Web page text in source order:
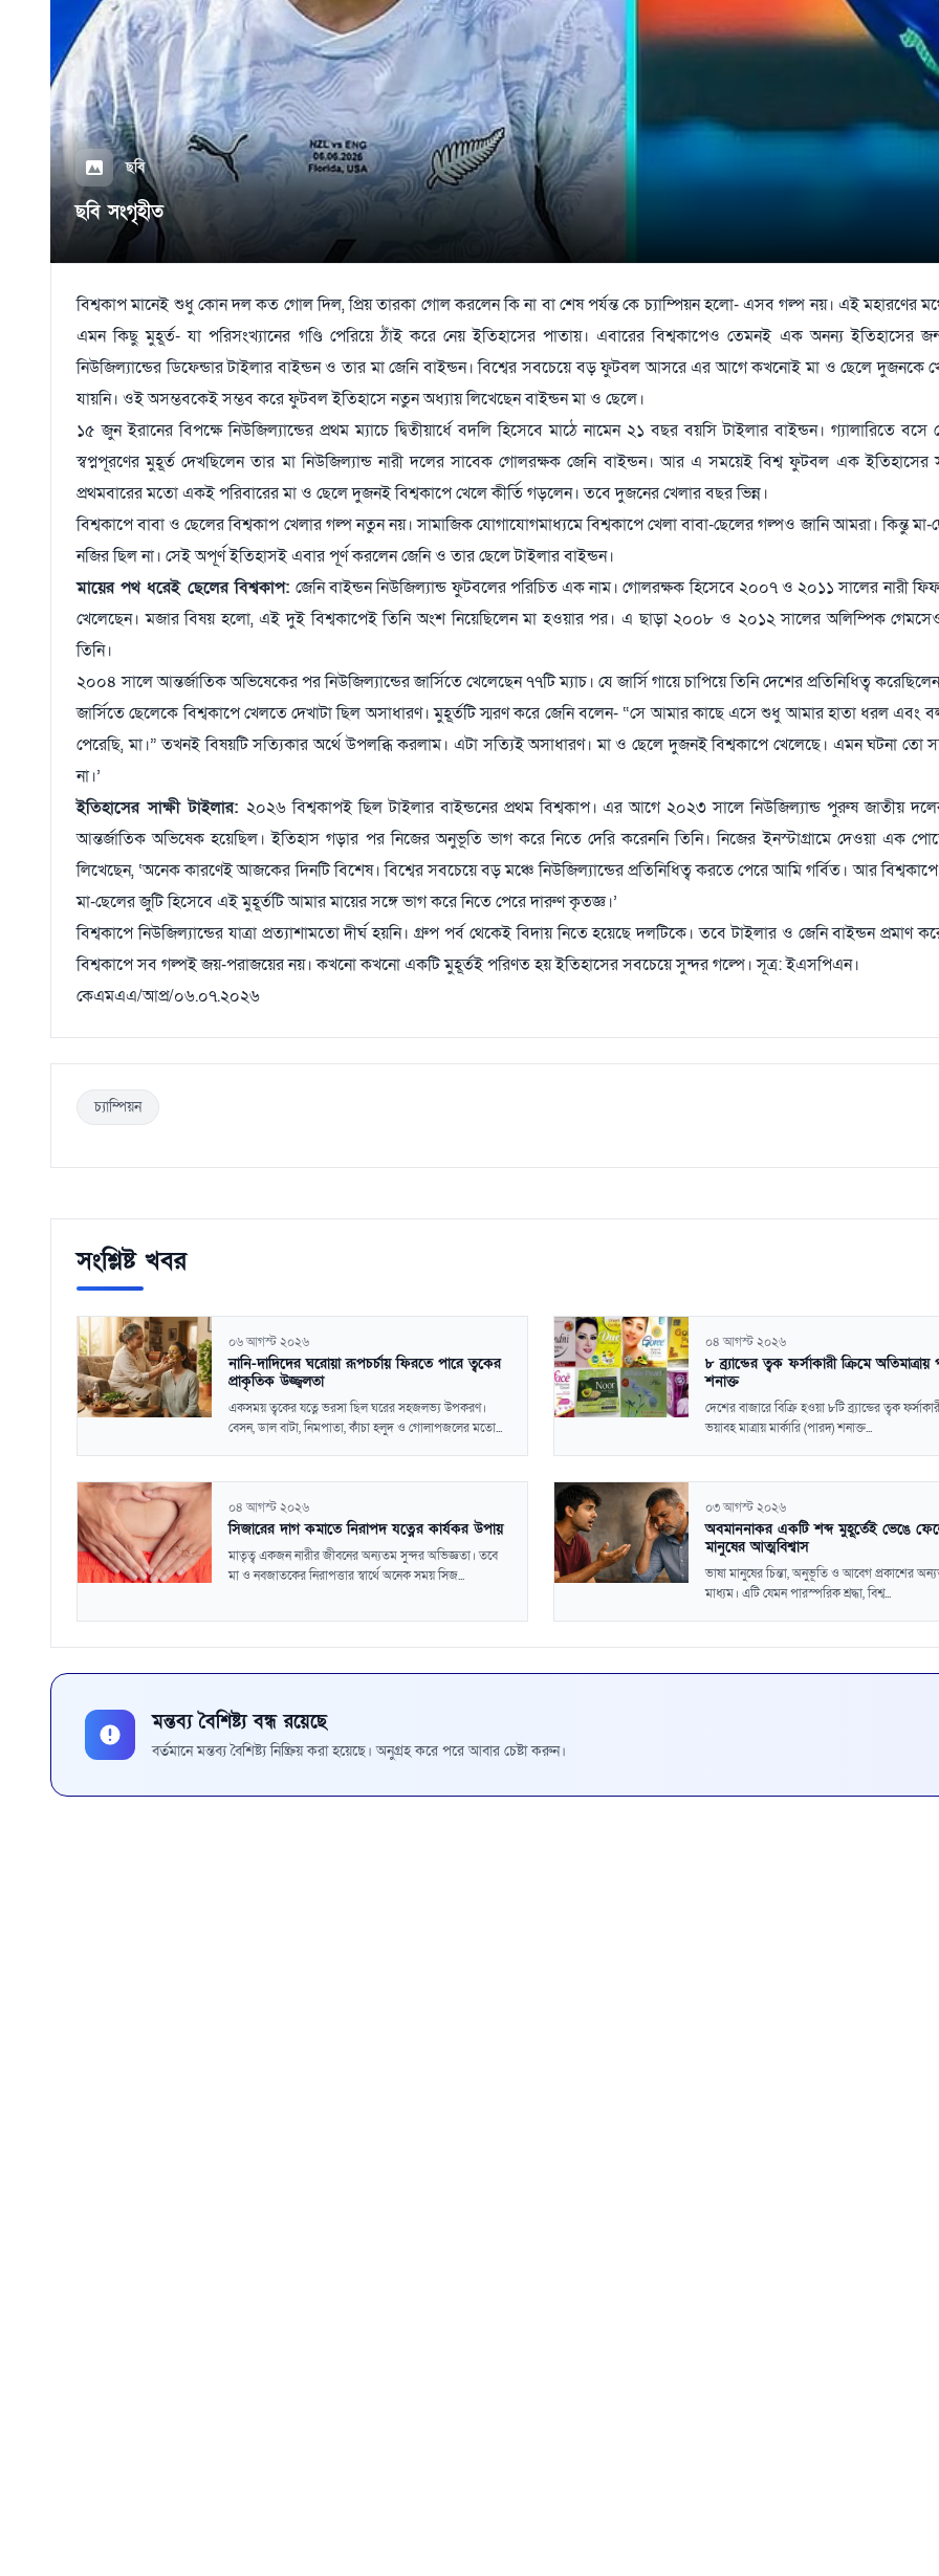
ছবি
ছবি সংগৃহীত
বিশ্বকাপ মানেই শুধু কোন দল কত গোল দিল, প্রিয় তারকা গোল করলেন কি না বা শেষ পর্যন্ত কে চ্যাম্পিয়ন হলো- এসব গল্প নয়। এই মহারণের
এমন কিছু মুহূর্ত- যা পরিসংখ্যানের গণ্ডি পেরিয়ে ঠাঁই করে নেয় ইতিহাসের পাতায়। এবারের বিশ্বকাপেও তেমনই এক অনন্য ইতিহাসের
নিউজিল্যান্ডের ডিফেন্ডার টাইলার বাইন্ডন ও তার মা জেনি বাইন্ডন। বিশ্বের সবচেয়ে বড় ফুটবল আসরে এর আগে কখনোই মা ও ছেলে দুজনকে
যায়নি। ওই অসম্ভবকেই সম্ভব করে ফুটবল ইতিহাসে নতুন অধ্যায় লিখেছেন বাইন্ডন মা ও ছেলে।
১৫ জুন ইরানের বিপক্ষে নিউজিল্যান্ডের প্রথম ম্যাচে দ্বিতীয়ার্ধে বদলি হিসেবে মাঠে নামেন ২১ বছর বয়সি টাইলার বাইন্ডন। গ্যালারিতে
স্বপ্নপূরণের মুহূর্ত দেখছিলেন তার মা নিউজিল্যান্ড নারী দলের সাবেক গোলরক্ষক জেনি বাইন্ডন। আর এ সময়েই বিশ্ব ফুটবল এক ইতিহাসের
প্রথমবারের মতো একই পরিবারের মা ও ছেলে দুজনই বিশ্বকাপে খেলে কীর্তি গড়লেন। তবে দুজনের খেলার বছর ভিন্ন।
বিশ্বকাপে বাবা ও ছেলের বিশ্বকাপ খেলার গল্প নতুন নয়। সামাজিক যোগাযোগমাধ্যমে বিশ্বকাপে খেলা বাবা-ছেলের গল্পও জানি আমরা। কিন্তু
নজির ছিল না। সেই অপূর্ণ ইতিহাসই এবার পূর্ণ করলেন জেনি ও তার ছেলে টাইলার বাইন্ডন।
মায়ের পথ ধরেই ছেলের বিশ্বকাপ: জেনি বাইন্ডন নিউজিল্যান্ড ফুটবলের পরিচিত এক নাম। গোলরক্ষক হিসেবে ২০০৭ ও ২০১১ সালের নারী
খেলেছেন। মজার বিষয় হলো, এই দুই বিশ্বকাপেই তিনি অংশ নিয়েছিলেন মা হওয়ার পর। এ ছাড়া ২০০৮ ও ২০১২ সালের অলিম্পিক
তিনি।
২০০৪ সালে আন্তর্জাতিক অভিষেকের পর নিউজিল্যান্ডের জার্সিতে খেলেছেন ৭৭টি ম্যাচ। যে জার্সি গায়ে চাপিয়ে তিনি দেশের প্রতিনিধিত্ব
জার্সিতে ছেলেকে বিশ্বকাপে খেলতে দেখাটা ছিল অসাধারণ। মুহূর্তটি স্মরণ করে জেনি বলেন- “সে আমার কাছে এসে শুধু আমার হাতা ধরল এবং
পেরেছি, মা।” তখনই বিষয়টি সত্যিকার অর্থে উপলব্ধি করলাম। এটা সত্যিই অসাধারণ। মা ও ছেলে দুজনই বিশ্বকাপে খেলেছে। এমন ঘটনা তো
না।’
ইতিহাসের সাক্ষী টাইলার: ২০২৬ বিশ্বকাপই ছিল টাইলার বাইন্ডনের প্রথম বিশ্বকাপ। এর আগে ২০২৩ সালে নিউজিল্যান্ড পুরুষ জাতীয়
আন্তর্জাতিক অভিষেক হয়েছিল। ইতিহাস গড়ার পর নিজের অনুভূতি ভাগ করে নিতে দেরি করেননি তিনি। নিজের ইনস্টাগ্রামে দেওয়া এক
লিখেছেন, ‘অনেক কারণেই আজকের দিনটি বিশেষ। বিশ্বের সবচেয়ে বড় মঞ্চে নিউজিল্যান্ডের প্রতিনিধিত্ব করতে পেরে আমি গর্বিত। আর
মা-ছেলের জুটি হিসেবে এই মুহূর্তটি আমার মায়ের সঙ্গে ভাগ করে নিতে পেরে দারুণ কৃতজ্ঞ।’
বিশ্বকাপে নিউজিল্যান্ডের যাত্রা প্রত্যাশামতো দীর্ঘ হয়নি। গ্রুপ পর্ব থেকেই বিদায় নিতে হয়েছে দলটিকে। তবে টাইলার ও জেনি বাইন্ডন প্রমাণ
বিশ্বকাপে সব গল্পই জয়-পরাজয়ের নয়। কখনো কখনো একটি মুহূর্তই পরিণত হয় ইতিহাসের সবচেয়ে সুন্দর গল্পে। সূত্র: ইএসপিএন।
কেএমএএ/আপ্র/০৬.০৭.২০২৬
চ্যাম্পিয়ন
সংশ্লিষ্ট খবর
০৬ আগস্ট ২০২৬
নানি-দাদিদের ঘরোয়া রূপচর্চায় ফিরতে পারে ত্বকের
প্রাকৃতিক উজ্জ্বলতা
একসময় ত্বকের যত্নে ভরসা ছিল ঘরের সহজলভ্য উপকরণ।
বেসন, ডাল বাটা, নিমপাতা, কাঁচা হলুদ ও গোলাপজলের মতো...
০৪ আগস্ট ২০২৬
৮ ব্র্যান্ডের ত্বক ফর্সাকারী ক্রিমে অতিমাত্রায়
শনাক্ত
দেশের বাজারে বিক্রি হওয়া ৮টি ব্র্যান্ডের ত্বক
ভয়াবহ মাত্রায় মার্কারি (পারদ) শনাক্ত...
০৪ আগস্ট ২০২৬
সিজারের দাগ কমাতে নিরাপদ যত্নের কার্যকর উপায়
মাতৃত্ব একজন নারীর জীবনের অন্যতম সুন্দর অভিজ্ঞতা। তবে
মা ও নবজাতকের নিরাপত্তার স্বার্থে অনেক সময় সিজ...
০৩ আগস্ট ২০২৬
অবমাননাকর একটি শব্দ মুহূর্তেই ভেঙে
মানুষের আত্মবিশ্বাস
ভাষা মানুষের চিন্তা, অনুভূতি ও আবেগ প্রকাশের
মাধ্যম। এটি যেমন পারস্পরিক শ্রদ্ধা, বিশ্ব...
মন্তব্য বৈশিষ্ট্য বন্ধ রয়েছে
বর্তমানে মন্তব্য বৈশিষ্ট্য নিষ্ক্রিয় করা হয়েছে। অনুগ্রহ করে পরে আবার চেষ্টা করুন।